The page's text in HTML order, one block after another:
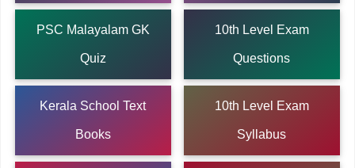
PSC Malayalam GK
Quiz
10th Level Exam
Questions
Kerala School Text
Books
10th Level Exam
Syllabus